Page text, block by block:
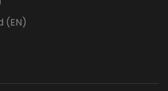
(EN)